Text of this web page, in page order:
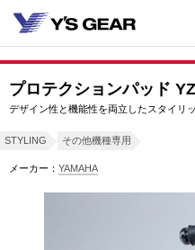
プロテクションパッド
デザイン性と機能性を両立したスタイリ
STYLING その他機種専用
メーカー： YAMAHA